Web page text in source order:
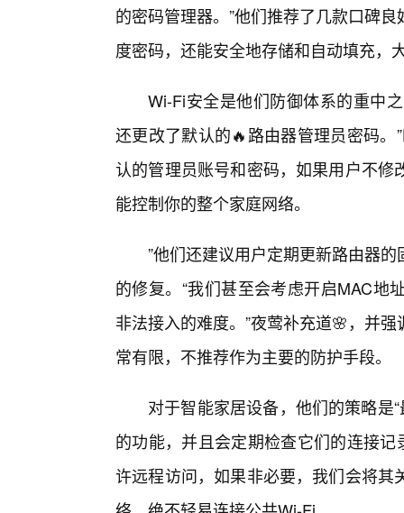
的密码管理器。”他们推荐了几款口碑
度密码，还能安全地存储和自动填充，
Wi-Fi安全是他们防御体系的重中
还更改了默认的🔥路由器管理员密码
认的管理员账号和密码，如果用户不
能控制你的整个家庭网络。
”他们还建议用户定期更新路由器
的修复。“我们甚至会考虑开启MAC地
非法接入的难度。”夜莺补充道🌸，并
常有限，不推荐作为主要的防护手段。
对于智能家居设备，他们的策略是
的功能，并且会定期检查它们的连接
许远程访问，如果非必要，我们会将